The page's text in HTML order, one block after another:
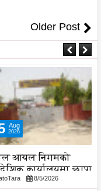
Older Post
आयल निगमको
कार्यालयमा छापा
8/5/2026